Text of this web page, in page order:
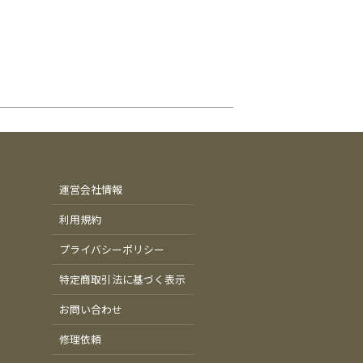
運営会社情報
利用規約
プライバシーポリシー
特定商取引法に基づく表示
お問い合わせ
修理依頼